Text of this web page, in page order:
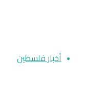
أخبار فلسطين